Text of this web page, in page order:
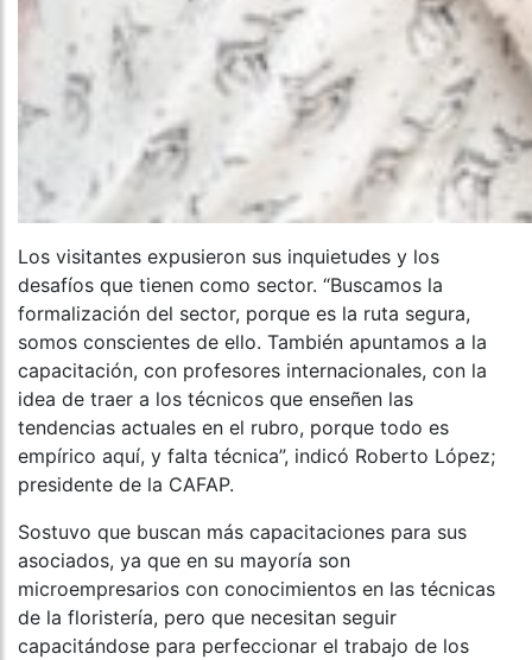
Los visitantes expusieron sus inquietudes y los
desafíos que tienen como sector. “Buscamos la
formalización del sector, porque es la ruta segura,
somos conscientes de ello. También apuntamos a la
capacitación, con profesores internacionales, con la
idea de traer a los técnicos que enseñen las
tendencias actuales en el rubro, porque todo es
empírico aquí, y falta técnica”, indicó Roberto López;
presidente de la CAFAP.
Sostuvo que buscan más capacitaciones para sus
asociados, ya que en su mayoría son
microempresarios con conocimientos en las técnicas
de la floristería, pero que necesitan seguir
capacitándose para perfeccionar el trabajo de los